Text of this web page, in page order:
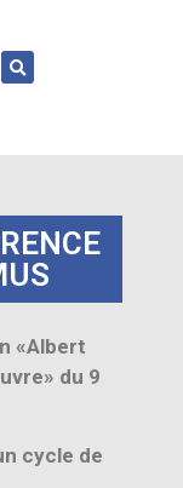
«Albert
du 9
cycle de